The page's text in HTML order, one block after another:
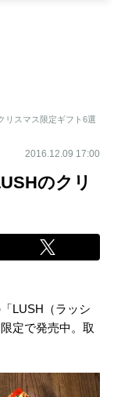
リスマス限定ギフト6選
2016.12.09 17:00
のクリ
LUSH（ラッシ
定で発売中。取